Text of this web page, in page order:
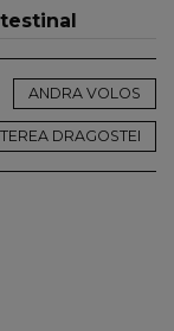
ANDRA VOLOS
DRAGOSTEI